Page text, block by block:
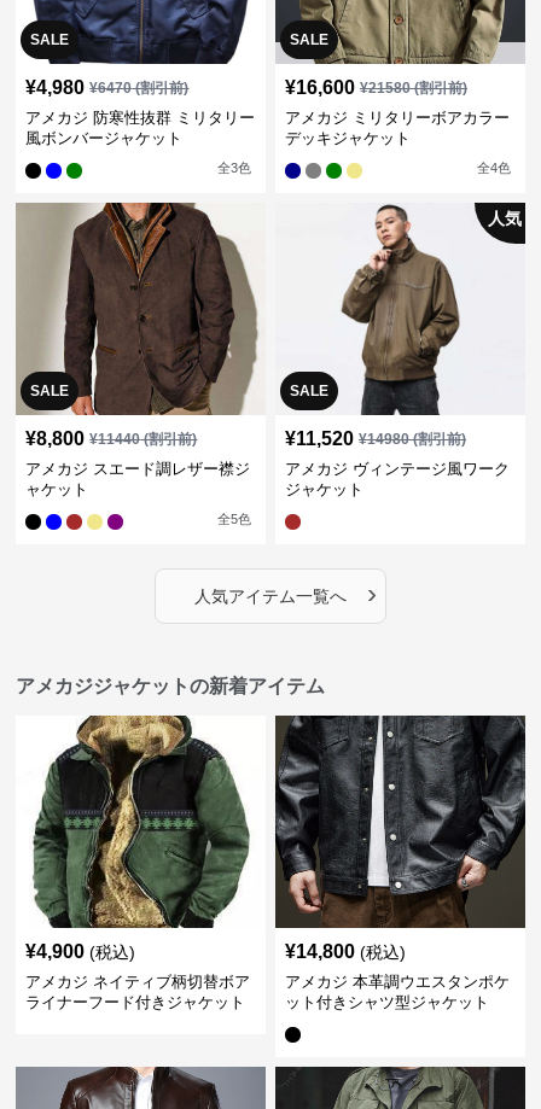
SALE
¥4,980 ¥6470(割引前)
アメカジ 防寒性抜群 ミリタリー
風ボンバージャケット
全3色
SALE
¥16,600 ¥21580(割引前)
アメカジ ミリタリーボアカラー
デッキジャケット
全4色
SALE
¥8,800 ¥11440(割引前)
アメカジ スエード調レザー襟ジ
ャケット
全5色
SALE
人気
¥11,520 ¥14980(割引前)
アメカジ ヴィンテージ風ワーク
ジャケット
人気アイテム一覧へ ›
アメカジジャケットの新着アイテム
¥4,900 (税込)
アメカジ ネイティブ柄切替ボア
ライナーフード付きジャケット
¥14,800 (税込)
アメカジ 本革調ウエスタンポケ
ット付きシャツ型ジャケット